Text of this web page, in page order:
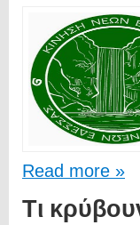
Read more »
Τι